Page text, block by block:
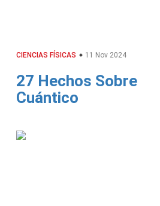
CIENCIAS FÍSICAS 11 Nov 2024
27 Hechos Sobre
Cuántico